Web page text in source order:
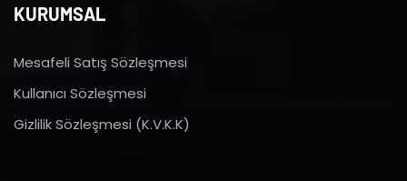
KURUMSAL
Mesafeli Satış Sözleşmesi
Kullanıcı Sözleşmesi
Gizlilik Sözleşmesi (K.V.K.K)